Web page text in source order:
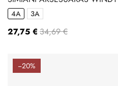
4A 3A
27,75 € 34,69 €
−20%